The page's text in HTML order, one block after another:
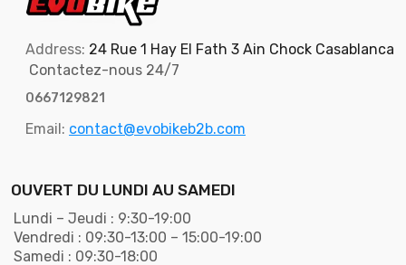
Address: 24 Rue 1 Hay El Fath 3 Ain Chock Casablanca
Contactez-nous 24/7
0667129821
Email: contact@evobikeb2b.com
OUVERT DU LUNDI AU SAMEDI
Lundi – Jeudi : 9:30-19:00
Vendredi : 09:30-13:00 – 15:00-19:00
Samedi : 09:30-18:00